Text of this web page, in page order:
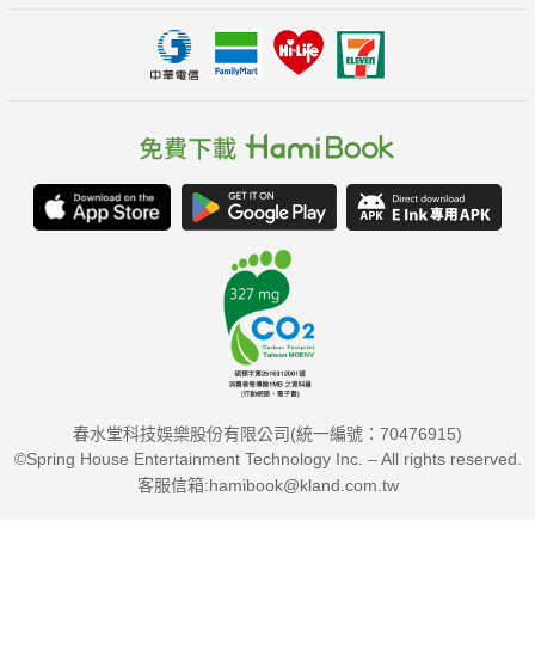
春水堂科技娛樂股份有限公司(統一編號：70476915)
©Spring House Entertainment Technology Inc. – All rights reserved.
客服信箱:hamibook@kland.com.tw